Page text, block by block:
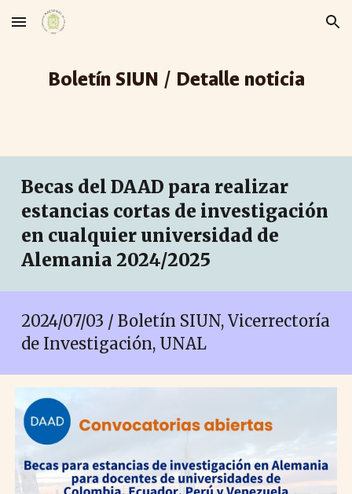
Skip to main content Skip to navigation
Boletín SIUN / Detalle noticia
Becas del DAAD para realizar
estancias cortas de investigación
en cualquier universidad de
Alemania 2024/2025
2024/07/03 / Boletín SIUN, Vicerrectoría
de Investigación, UNAL